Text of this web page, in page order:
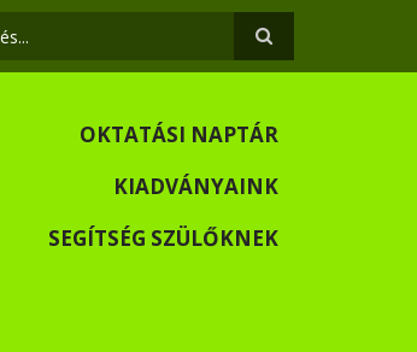
OKTATÁSI NAPTÁR
KIADVÁNYAINK
SEGÍTSÉG SZÜLŐKNEK